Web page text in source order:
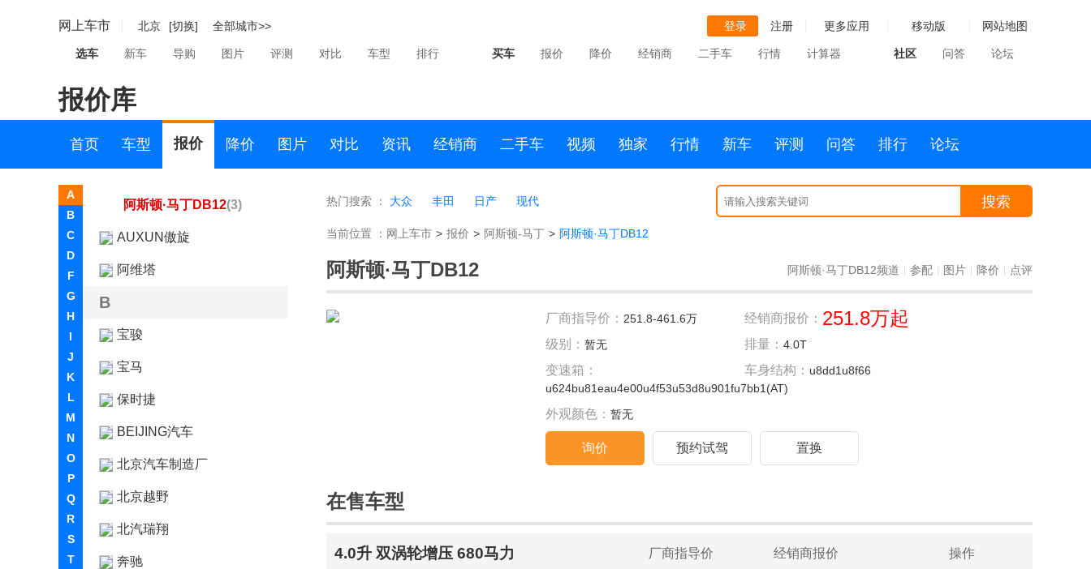
网上车市 北京 [切换] 全部城市>> 登录 注册 更多应用 移动版 网站地图
选车 新车 导购 图片 评测 对比 车型 排行 买车 报价 降价 经销商 二手车 行情 计算器 社区 问答 论坛
报价库
首页 车型 报价 降价 图片 对比 资讯 经销商 二手车 视频 独家 行情 新车 评测 问答 排行 论坛
A
B
C
D
F
G
H
I
J
K
L
M
N
O
P
Q
R
S
T
Vanquish
阿斯顿·马丁DBX (1)
阿斯顿·马丁DB11(2)
阿斯顿·马丁DB12(3)
AUXUN傲旋
阿维塔
B
宝骏
宝马
保时捷
BEIJING汽车
北京汽车制造厂
北京越野
北汽瑞翔
奔驰
热门搜索 ： 大众 丰田 日产 现代 搜索
当前位置 ： 网上车市 > 报价 > 阿斯顿-马丁 > 阿斯顿·马丁DB12
阿斯顿·马丁DB12 阿斯顿·马丁DB12频道 参配 图片 降价 点评
厂商指导价： 251.8-461.6万 经销商报价： 251.8万起
级别： 暂无 排量： 4.0T
变速箱：
u624bu81eau4e00u4f53u53d8u901fu7bb1(AT)
车身结构： u8dd1u8f66
外观颜色： 暂无
询价 预约试驾 置换
在售车型
4.0升 双涡轮增压 680马力 厂商指导价 经销商报价 操作